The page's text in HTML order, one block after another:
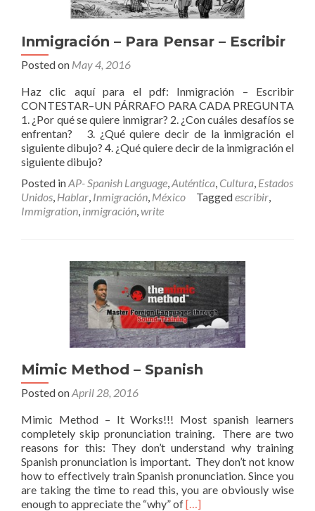
Inmigración – Para Pensar – Escribir
Posted on May 4, 2016
Haz clic aquí para el pdf: Inmigración – Escribir
CONTESTAR–UN PÁRRAFO PARA CADA PREGUNTA
1. ¿Por qué se quiere inmigrar? 2. ¿Con cuáles desafíos se
enfrentan? 3. ¿Qué quiere decir de la inmigración el
siguiente dibujo? 4. ¿Qué quiere decir de la inmigración el
siguiente dibujo?
Posted inAP- Spanish Language,Auténtica, Cultura, Estados
Unidos, Hablar, Inmigración, México Taggedescribir,
Immigration, inmigración,write
Mimic Method – Spanish
Posted onApril 28, 2016
Mimic Method – It Works!!! Most spanish learners
completely skip pronunciation training. There are two
reasons for this: They don’t understand why training
Spanish pronunciation is important. They don’t not know
how to effectively train Spanish pronunciation. Since you
are taking the time to read this, you are obviously wise
enough to appreciate the “why” ofRead
[…]